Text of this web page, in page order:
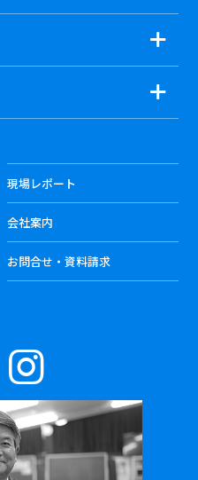
現場レポート
会社案内
お問合せ・資料請求